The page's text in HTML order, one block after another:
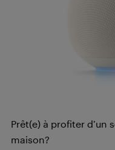
Prêt(e) à profiter d’un
maison?